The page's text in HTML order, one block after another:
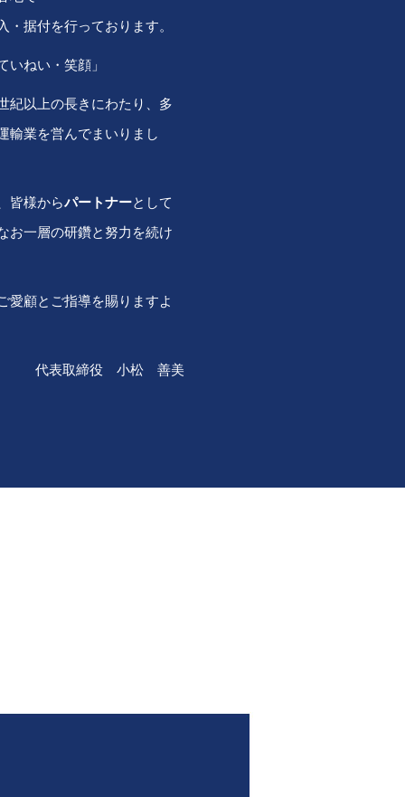
据付を行っております。
いねい・笑顔」
紀以上の長きにわたり、多
輸業を営んでまいりまし
皆様からパートナーとして
お一層の研鑽と努力を続け
愛顧とご指導を賜りますよ
代表取締役 小松 善美